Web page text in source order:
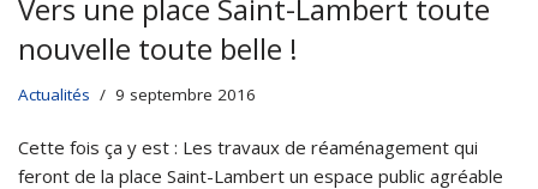
Vers une place Saint-Lambert toute
nouvelle toute belle !
Actualités 9 septembre 2016
Cette fois ça y est : Les travaux de réaménagement qui
feront de la place Saint-Lambert un espace public agréable